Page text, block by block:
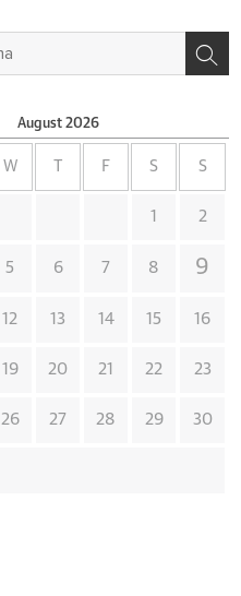
August 2026
W F S S
1 2
5 6 7 8 9
12 13 14 15 16
19 20 21 22 23
26 27 28 29 30